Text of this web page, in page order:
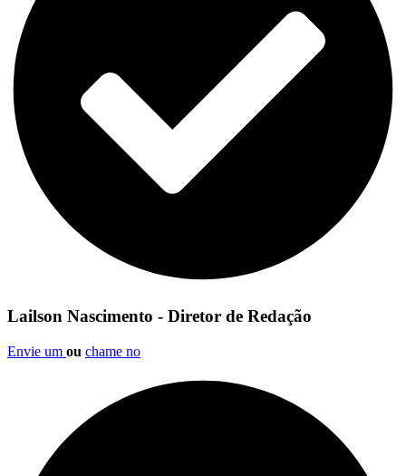
Lailson Nascimento - Diretor de Redação
Envie um ou chame no